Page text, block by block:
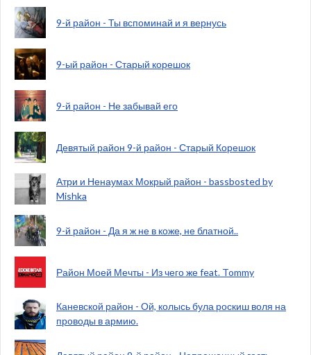
9-й район - Ты вспоминай и я вернусь
9-ый район - Старый корешок
9-й район - Не забывай его
Девятый район 9-й район - Старый Корешок
Атри и Ненаумах Мокрый район - bassbosted by
Mishka
9-й район - Да я ж не в коже, не блатной..
Район Моей Мечты - Из чего же feat. Tommy
Каневской район - Ой, колысь була роскиш воля на
проводы в армию.